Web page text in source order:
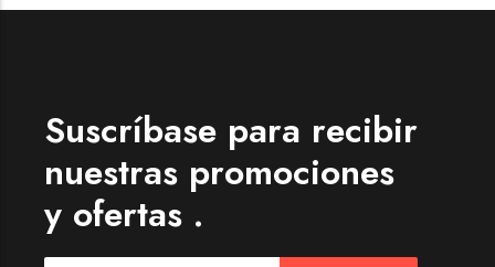
Suscríbase para recibir
nuestras promociones
y ofertas .